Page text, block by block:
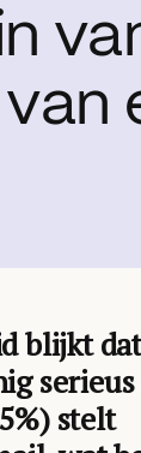
blijkt
stelt